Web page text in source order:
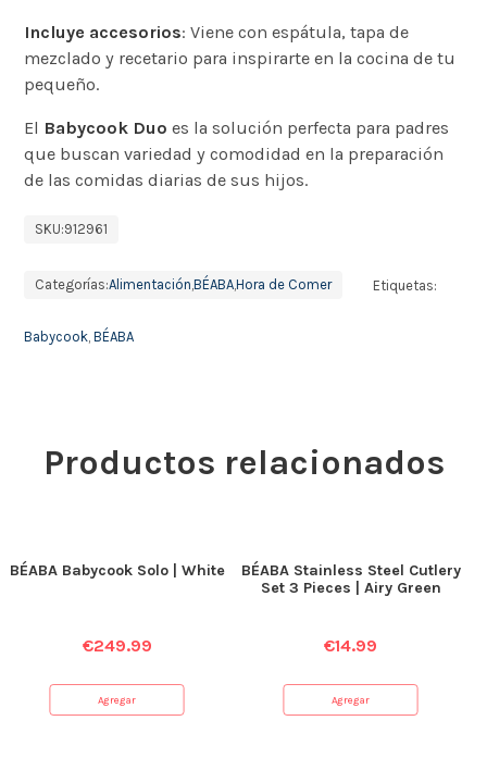
Incluye accesorios: Viene con espátula, tapa de
mezclado y recetario para inspirarte en la cocina de tu
pequeño.
El Babycook Duo es la solución perfecta para padres
que buscan variedad y comodidad en la preparación
de las comidas diarias de sus hijos.
SKU:912961
Categorías:Alimentación,BÉABA,Hora de Comer Etiquetas:
Babycook ,BÉABA
Productos relacionados
BÉABA Babycook Solo | White
€249.99
Agregar
BÉABA Stainless Steel Cutlery
Set 3 Pieces | Airy Green
€14.99
Agregar